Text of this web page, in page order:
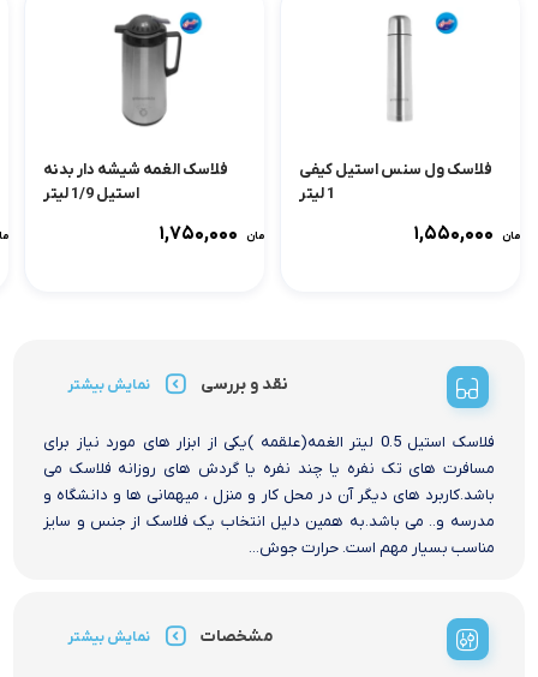
فلاسک ول سنس استیل کیفی
1 لیتر
۱,۵۵۰,۰۰۰ تومان
فلاسک الغمه شیشه دار بدنه
استیل 1/9 لیتر
۱,۷۵۰,۰۰۰ تومان
نقد و بررسی نمایش بیشتر
فلاسک استیل 0.5 لیتر الغمه(علقمه )یکی از ابزار های مورد نیاز برای
مسافرت های تک نفره یا چند نفره یا گردش های روزانه فلاسک می
باشد.کاربرد های دیگر آن در محل کار و منزل ، میهمانی ها و دانشگاه و
مدرسه و.. می باشد.به همین دلیل انتخاب یک فلاسک از جنس و سایز
مناسب بسیار مهم است. حرارت جوش...
مشخصات نمایش بیشتر